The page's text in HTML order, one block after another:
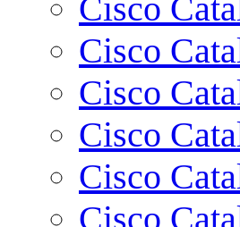
Cisco
Cisco
Cisco
Cisco
Cisco
Cisco